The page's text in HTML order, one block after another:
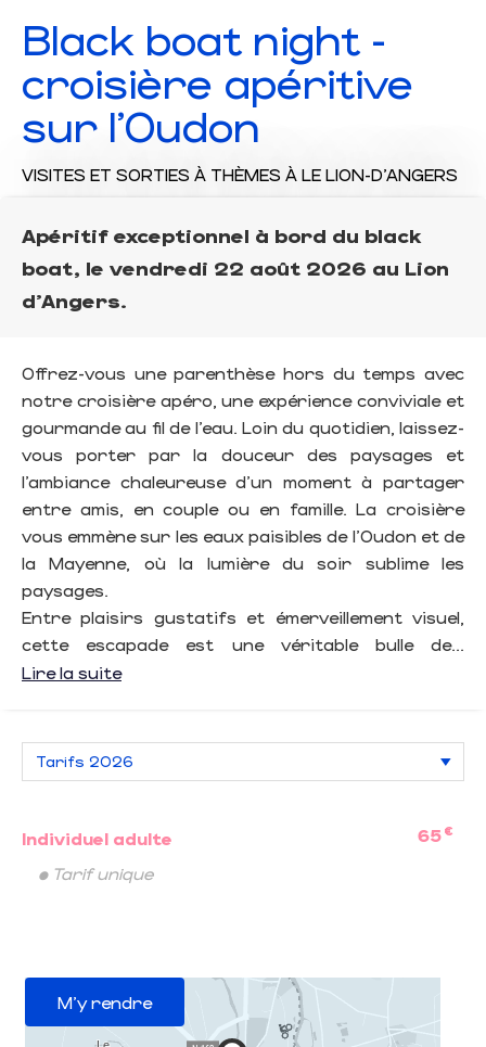
Black boat night -
croisière apéritive
sur l'Oudon
VISITES ET SORTIES À THÈMES À LE LION-D'ANGERS
Apéritif exceptionnel à bord du black
boat, le vendredi 22 août 2026 au Lion
d'Angers.
Offrez-vous une parenthèse hors du temps avec
notre croisière apéro, une expérience conviviale et
gourmande au fil de l’eau. Loin du quotidien, laissez-
vous porter par la douceur des paysages et
l’ambiance chaleureuse d’un moment à partager
entre amis, en couple ou en famille. La croisière
vous emmène sur les eaux paisibles de l’Oudon et de
la Mayenne, où la lumière du soir sublime les
paysages.
Entre plaisirs gustatifs et émerveillement visuel,
cette escapade est une véritable bulle de...
Lire la suite
Individuel adulte 65 €
• Tarif unique
M'y rendre